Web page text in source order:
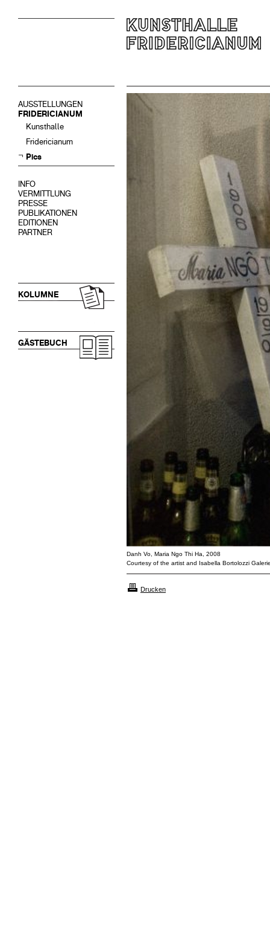
AUSSTELLUNGEN
FRIDERICIANUM
Kunsthalle
Fridericianum
Pics
INFO
VERMITTLUNG
PRESSE
PUBLIKATIONEN
EDITIONEN
PARTNER
KOLUMNE
GÄSTEBUCH
Danh Vo, Maria Ngo Thi Ha, 2008
Courtesy of the artist and Isabella Bortolozzi
Drucken